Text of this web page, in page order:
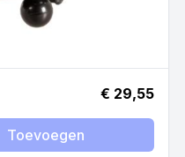
€ 29,55
Toevoegen